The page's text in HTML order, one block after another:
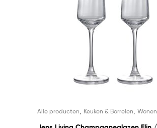
Alle producten Keuken & Borrelen Wonen